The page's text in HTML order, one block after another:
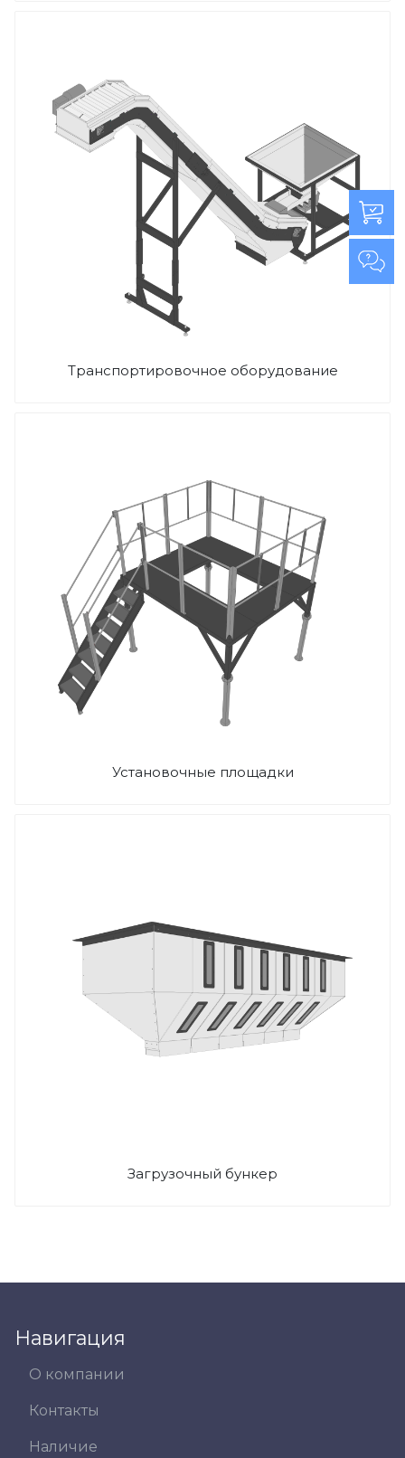
Транспортировочное оборудование
Установочные площадки
Загрузочный бункер
Навигация
О компании
Контакты
Наличие